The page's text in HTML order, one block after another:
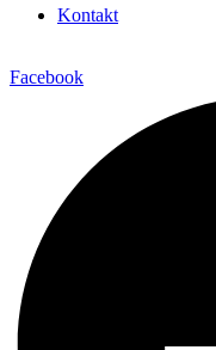
Kontakt
Facebook